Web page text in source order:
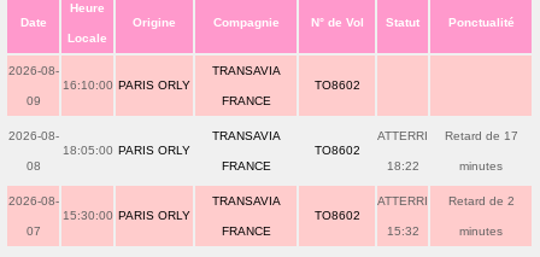
Date
Heure
Locale
Origine Compagnie N° de Vol Statut Ponctualité
2026-08-
09
16:10:00 PARIS ORLY
TRANSAVIA
FRANCE
TO8602
2026-08-
08
18:05:00 PARIS ORLY
TRANSAVIA
FRANCE
TO8602
ATTERRI
18:22
Retard de 17
minutes
2026-08-
07
15:30:00 PARIS ORLY
TRANSAVIA
FRANCE
TO8602
ATTERRI
15:32
Retard de 2
minutes